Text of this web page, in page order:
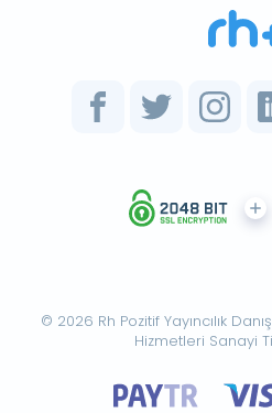
© 2026 Rh Pozitif Yayıncılık
Hizmetleri Sanayi